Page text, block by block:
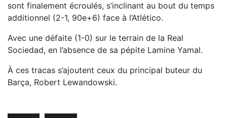
sont finalement écroulés, s’inclinant au bout du temps
additionnel (2-1, 90e+6) face à l’Atlético.
Avec une défaite (1-0) sur le terrain de la Real
Sociedad, en l’absence de sa pépite Lamine Yamal.
À ces tracas s’ajoutent ceux du principal buteur du
Barça, Robert Lewandowski.